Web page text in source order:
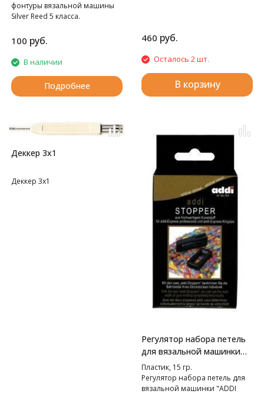
фонтуры вязальной машины
Silver Reed 5 класса.
100 руб.
В наличии
Подробнее
460 руб.
Осталось 2 шт.
В корзину
Деккер 3х1
Деккер 3х1
Регулятор набора петель
для вязальной машинки
"Addi Express"и "Addi
Express Kingsize"
Пластик, 15 гр.
Регулятор набора петель для
вязальной машинки "ADDI